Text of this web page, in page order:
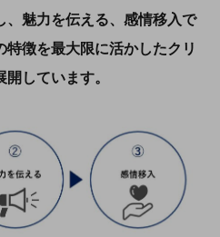
、魅力を伝える、感情移入で
特徴を最大限に活かしたクリ
しています。